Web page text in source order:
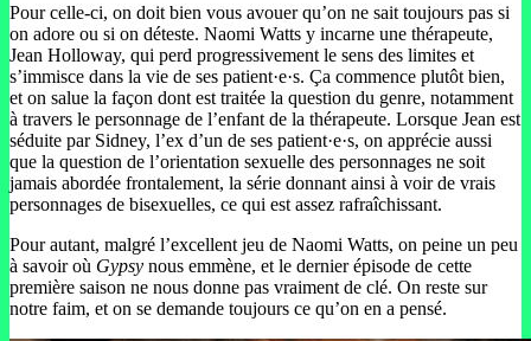
Pour celle-ci, on doit bien vous avouer qu’on ne sait toujours pas si
on adore ou si on déteste. Naomi Watts y incarne une thérapeute,
Jean Holloway, qui perd progressivement le sens des limites et
s’immisce dans la vie de ses patient·e·s. Ça commence plutôt bien,
et on salue la façon dont est traitée la question du genre, notamment
à travers le personnage de l’enfant de la thérapeute. Lorsque Jean est
séduite par Sidney, l’ex d’un de ses patient·e·s, on apprécie aussi
que la question de l’orientation sexuelle des personnages ne soit
jamais abordée frontalement, la série donnant ainsi à voir de vrais
personnages de bisexuelles, ce qui est assez rafraîchissant.
Pour autant, malgré l’excellent jeu de Naomi Watts, on peine un peu
à savoir où Gypsy nous emmène, et le dernier épisode de cette
première saison ne nous donne pas vraiment de clé. On reste sur
notre faim, et on se demande toujours ce qu’on en a pensé.